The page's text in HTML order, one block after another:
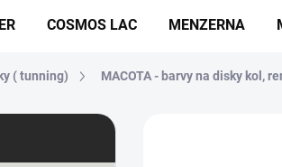
COSMOS LAC MENZERNA
( tunning) MACOTA - barvy na disky kol,